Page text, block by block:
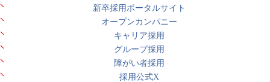
新卒採用ポータルサイト
オープンカンパニー
キャリア採用
グループ採用
障がい者採用
採用公式X